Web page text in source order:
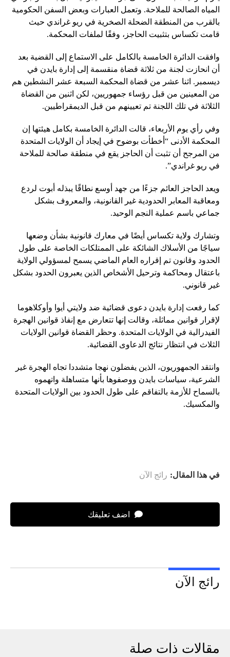
المياه الصالحة للملاحة. وتعمل العبارات وبعض السفن الحكومية
بالقرب من المنطقة الضحلة الصخرية في ريو غراندي حيث
قامت تكساس بتثبيت الحاجز، وفقًا لملفات المحكمة.
وافقت الدائرة الخامسة بالكامل على الاستماع إلى القضية بعد
أن انحازت لجنة من ثلاثة قضاة منقسمة إلى إدارة بايدن في
ديسمبر. اثنا عشر من قضاة المحكمة السبعة عشر النشطين هم
من المعينين من قبل رؤساء جمهوريين، لكن اثنين من القضاة
الثلاثة في تلك اللجنة تم تعيينهم من قبل الديمقراطيين.
وفي رأي يوم الأربعاء، قالت الدائرة الخامسة بكامل هيئتها إن
المحكمة الأدنى “أخطأت بوضوح في إيجاد أن الولايات المتحدة
من المرجح أن تثبت أن الحاجز يقع في منطقة صالحة للملاحة
في ريو غراندي”.
ويعد الحاجز العائم جزءًا من جهد أوسع نطاقًا يبذله أبوت لردع
ومعاقبة المعابر الحدودية غير القانونية، والمعروف بشكل
جماعي باسم عملية النجم الوحيد.
وتشارك ولاية تكساس أيضًا في معارك قانونية بشأن وضعها
سياجًا من الأسلاك الشائكة على الممتلكات الخاصة على طول
الحدود وقانون تم إقراره العام الماضي يسمح لمسؤولي الولاية
باعتقال ومحاكمة وترحيل الأشخاص الذين يعبرون الحدود بشكل
غير قانوني.
كما رفعت إدارة بايدن دعوى قضائية ضد ولايتي أيوا وأوكلاهوما
لإقرار قوانين مماثلة، وقالت إنها تتعارض مع إنفاذ قوانين الهجرة
الفيدرالية في الولايات المتحدة. وحظر القضاة قوانين الولايات
الثلاث في انتظار نتائج الدعاوى القضائية.
وانتقد الجمهوريون، الذين يفضلون نهجا متشددا تجاه الهجرة غير
الشرعية، سياسات بايدن ووصفوها بأنها متساهلة واتهموه
بالسماح للأزمة بالتفاقم على طول الحدود بين الولايات المتحدة
والمكسيك.
في هذا المقال: رائج الآن
اضف تعليقك
رائج الآن
مقالات ذات صلة